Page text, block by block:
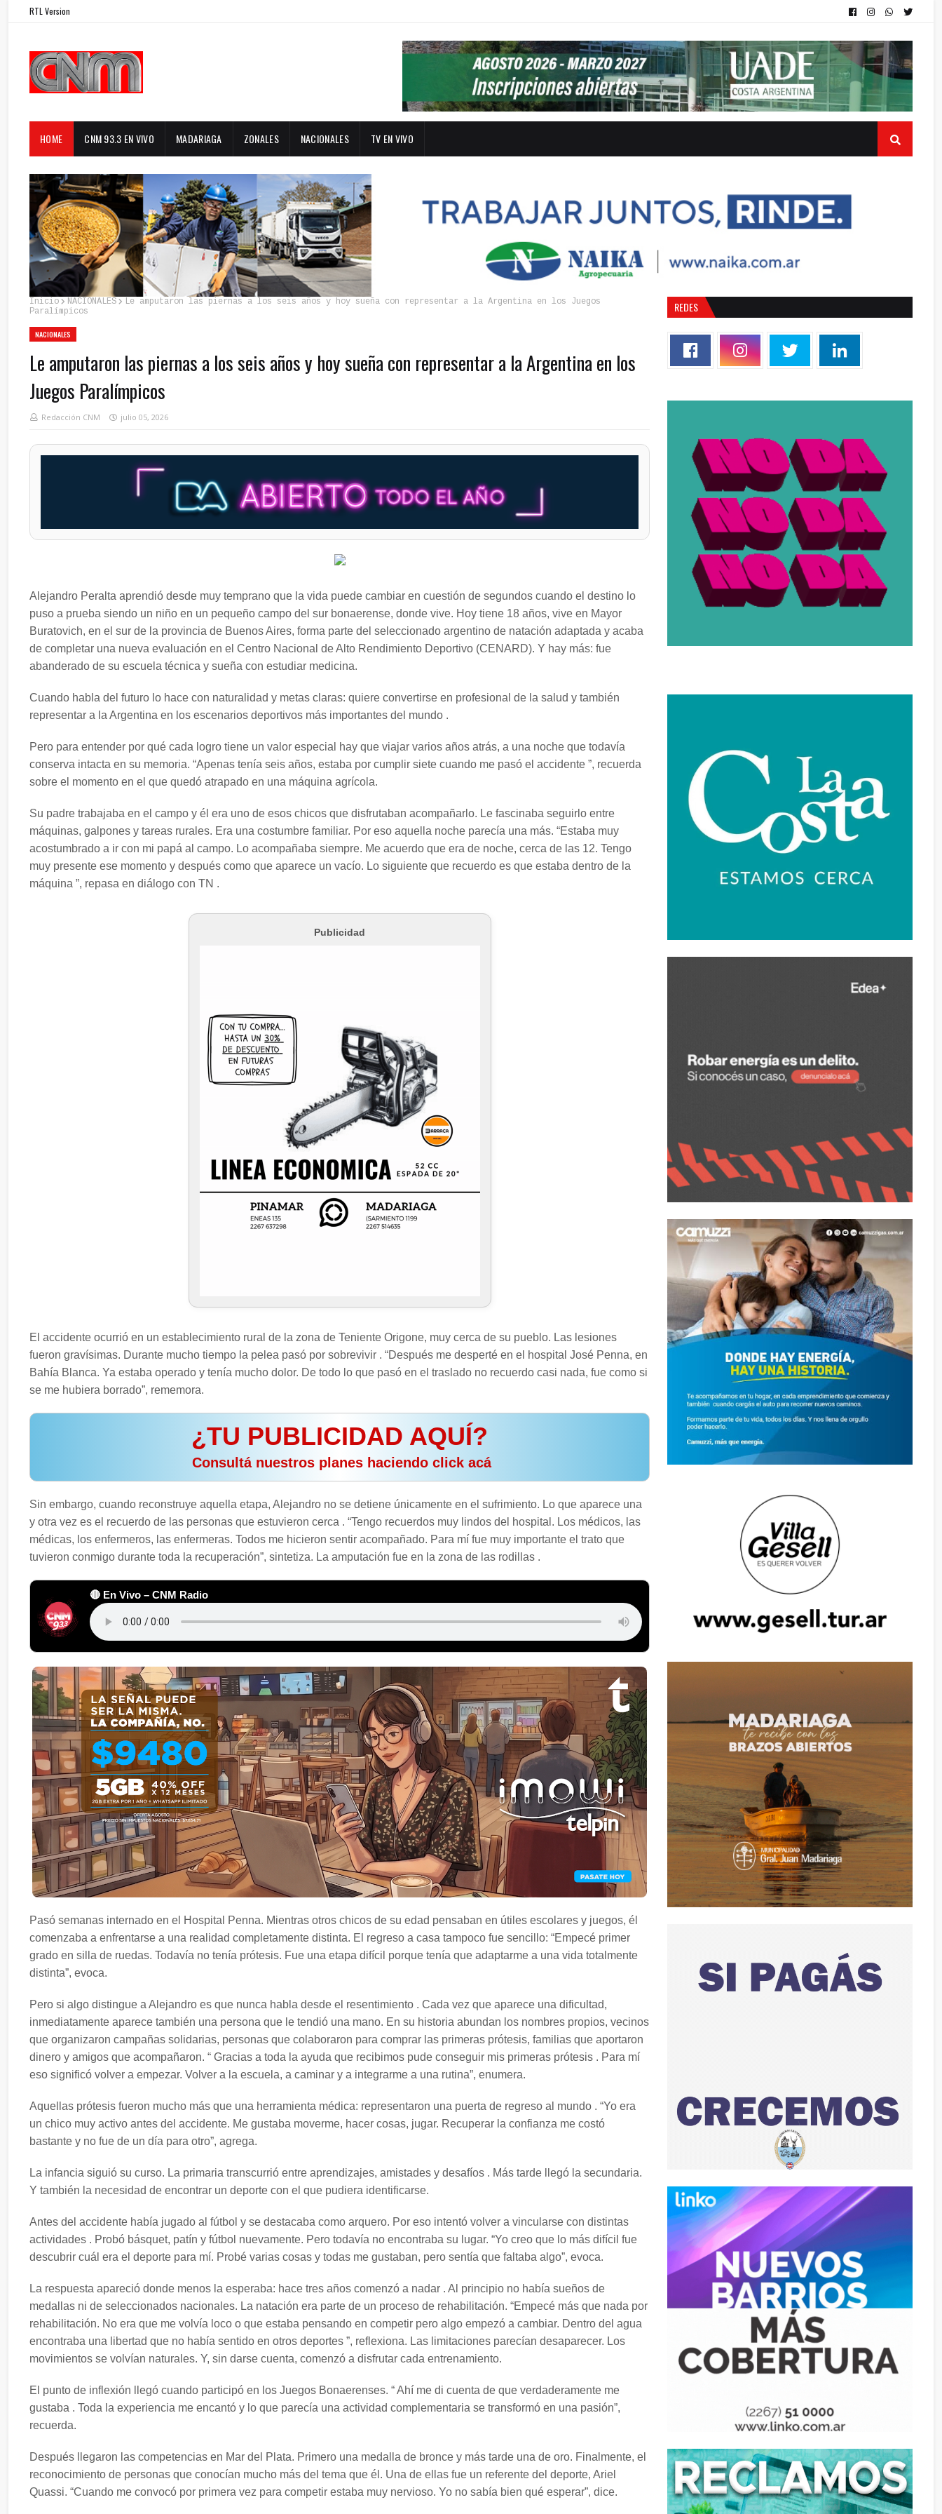
RTL Version
HOME CNM 93.3 EN VIVO MADARIAGA ZONALES NACIONALES TV EN VIVO
Inicio NACIONALES
Le amputaron las piernas a los seis años y hoy sueña con representar a la Argentina en los Juegos
Paralímpicos
NACIONALES
Le amputaron las piernas a los seis años y hoy sueña con representar a la Argentina en los
Juegos Paralímpicos
Redacción CNM julio 05, 2026
Alejandro Peralta aprendió desde muy temprano que la vida puede cambiar en cuestión de segundos cuando el destino lo
puso a prueba siendo un niño en un pequeño campo del sur bonaerense, donde vive. Hoy tiene 18 años, vive en Mayor
Buratovich, en el sur de la provincia de Buenos Aires, forma parte del seleccionado argentino de natación adaptada y acaba
de completar una nueva evaluación en el Centro Nacional de Alto Rendimiento Deportivo (CENARD). Y hay más: fue
abanderado de su escuela técnica y sueña con estudiar medicina.
Cuando habla del futuro lo hace con naturalidad y metas claras: quiere convertirse en profesional de la salud y también
representar a la Argentina en los escenarios deportivos más importantes del mundo .
Pero para entender por qué cada logro tiene un valor especial hay que viajar varios años atrás, a una noche que todavía
conserva intacta en su memoria. “Apenas tenía seis años, estaba por cumplir siete cuando me pasó el accidente ”, recuerda
sobre el momento en el que quedó atrapado en una máquina agrícola.
Su padre trabajaba en el campo y él era uno de esos chicos que disfrutaban acompañarlo. Le fascinaba seguirlo entre
máquinas, galpones y tareas rurales. Era una costumbre familiar. Por eso aquella noche parecía una más. “Estaba muy
acostumbrado a ir con mi papá al campo. Lo acompañaba siempre. Me acuerdo que era de noche, cerca de las 12. Tengo
muy presente ese momento y después como que aparece un vacío. Lo siguiente que recuerdo es que estaba dentro de la
máquina ”, repasa en diálogo con TN .
Publicidad
El accidente ocurrió en un establecimiento rural de la zona de Teniente Origone, muy cerca de su pueblo. Las lesiones
fueron gravísimas. Durante mucho tiempo la pelea pasó por sobrevivir . “Después me desperté en el hospital José Penna, en
Bahía Blanca. Ya estaba operado y tenía mucho dolor. De todo lo que pasó en el traslado no recuerdo casi nada, fue como si
se me hubiera borrado”, rememora.
¿TU PUBLICIDAD AQUÍ?
️ Consultá nuestros planes haciendo click acá
Sin embargo, cuando reconstruye aquella etapa, Alejandro no se detiene únicamente en el sufrimiento. Lo que aparece una
y otra vez es el recuerdo de las personas que estuvieron cerca . “Tengo recuerdos muy lindos del hospital. Los médicos, las
médicas, los enfermeros, las enfermeras. Todos me hicieron sentir acompañado. Para mí fue muy importante el trato que
tuvieron conmigo durante toda la recuperación”, sintetiza. La amputación fue en la zona de las rodillas .
🔴 En Vivo – CNM Radio
Pasó semanas internado en el Hospital Penna. Mientras otros chicos de su edad pensaban en útiles escolares y juegos, él
comenzaba a enfrentarse a una realidad completamente distinta. El regreso a casa tampoco fue sencillo: “Empecé primer
grado en silla de ruedas. Todavía no tenía prótesis. Fue una etapa difícil porque tenía que adaptarme a una vida totalmente
distinta”, evoca.
Pero si algo distingue a Alejandro es que nunca habla desde el resentimiento . Cada vez que aparece una dificultad,
inmediatamente aparece también una persona que le tendió una mano. En su historia abundan los nombres propios, vecinos
que organizaron campañas solidarias, personas que colaboraron para comprar las primeras prótesis, familias que aportaron
dinero y amigos que acompañaron. “ Gracias a toda la ayuda que recibimos pude conseguir mis primeras prótesis . Para mí
eso significó volver a empezar. Volver a la escuela, a caminar y a integrarme a una rutina”, enumera.
Aquellas prótesis fueron mucho más que una herramienta médica: representaron una puerta de regreso al mundo . “Yo era
un chico muy activo antes del accidente. Me gustaba moverme, hacer cosas, jugar. Recuperar la confianza me costó
bastante y no fue de un día para otro”, agrega.
La infancia siguió su curso. La primaria transcurrió entre aprendizajes, amistades y desafíos . Más tarde llegó la secundaria.
Y también la necesidad de encontrar un deporte con el que pudiera identificarse.
Antes del accidente había jugado al fútbol y se destacaba como arquero. Por eso intentó volver a vincularse con distintas
actividades . Probó básquet, patín y fútbol nuevamente. Pero todavía no encontraba su lugar. “Yo creo que lo más difícil fue
descubrir cuál era el deporte para mí. Probé varias cosas y todas me gustaban, pero sentía que faltaba algo”, evoca.
La respuesta apareció donde menos la esperaba: hace tres años comenzó a nadar . Al principio no había sueños de
medallas ni de seleccionados nacionales. La natación era parte de un proceso de rehabilitación. “Empecé más que nada por
rehabilitación. No era que me volvía loco o que estaba pensando en competir pero algo empezó a cambiar. Dentro del agua
encontraba una libertad que no había sentido en otros deportes ”, reflexiona. Las limitaciones parecían desaparecer. Los
movimientos se volvían naturales. Y, sin darse cuenta, comenzó a disfrutar cada entrenamiento.
El punto de inflexión llegó cuando participó en los Juegos Bonaerenses. “ Ahí me di cuenta de que verdaderamente me
gustaba . Toda la experiencia me encantó y lo que parecía una actividad complementaria se transformó en una pasión”,
recuerda.
Después llegaron las competencias en Mar del Plata. Primero una medalla de bronce y más tarde una de oro. Finalmente, el
reconocimiento de personas que conocían mucho más del tema que él. Una de ellas fue un referente del deporte, Ariel
Quassi. “Cuando me convocó por primera vez para competir estaba muy nervioso. Yo no sabía bien qué esperar”, dice.
REDES